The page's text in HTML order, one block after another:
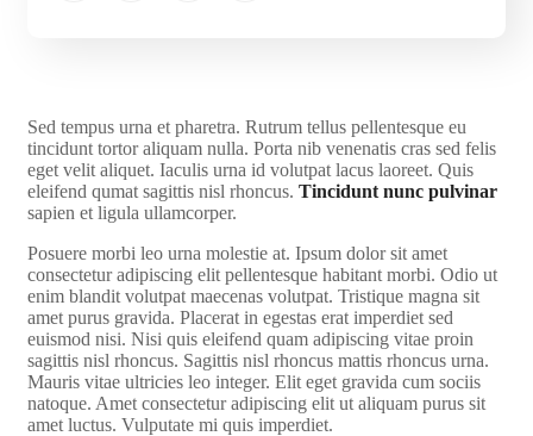
Sed tempus urna et pharetra. Rutrum tellus pellentesque eu
tincidunt tortor aliquam nulla. Porta nib venenatis cras sed felis
eget velit aliquet. Iaculis urna id volutpat lacus laoreet. Quis
eleifend qumat sagittis nisl rhoncus. Tincidunt nunc pulvinar
sapien et ligula ullamcorper.
Posuere morbi leo urna molestie at. Ipsum dolor sit amet
consectetur adipiscing elit pellentesque habitant morbi. Odio ut
enim blandit volutpat maecenas volutpat. Tristique magna sit
amet purus gravida. Placerat in egestas erat imperdiet sed
euismod nisi. Nisi quis eleifend quam adipiscing vitae proin
sagittis nisl rhoncus. Sagittis nisl rhoncus mattis rhoncus urna.
Mauris vitae ultricies leo integer. Elit eget gravida cum sociis
natoque. Amet consectetur adipiscing elit ut aliquam purus sit
amet luctus. Vulputate mi quis imperdiet.